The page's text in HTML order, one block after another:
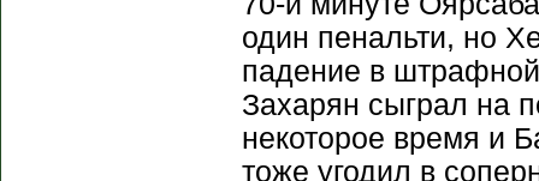
один пенальти, но
падение в
Захарян сыграл на
некоторое время и
тоже угодил в